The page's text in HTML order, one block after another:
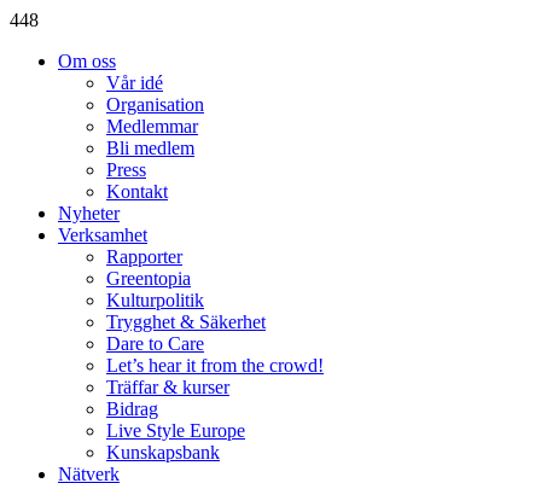
448
Om oss
Vår idé
Organisation
Medlemmar
Bli medlem
Press
Kontakt
Nyheter
Verksamhet
Rapporter
Greentopia
Kulturpolitik
Trygghet & Säkerhet
Dare to Care
Let’s hear it from the crowd!
Träffar & kurser
Bidrag
Live Style Europe
Kunskapsbank
Nätverk